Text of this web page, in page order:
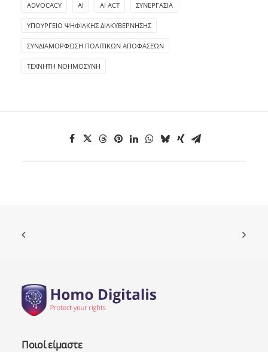
ADVOCACY AI AI ACT ΣΥΝΕΡΓΑΣΊΑ
ΥΠΟΥΡΓΕΊΟ ΨΗΦΙΑΚΉΣ ΔΙΑΚΥΒΈΡΝΗΣΗΣ
ΣΥΝΔΙΑΜΌΡΦΩΣΗ ΠΟΛΙΤΙΚΏΝ ΑΠΟΦΆΣΕΩΝ
ΤΕΧΝΗΤΉ ΝΟΗΜΟΣΎΝΗ
Ποιοί είμαστε